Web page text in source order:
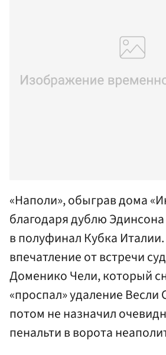
«Наполи», обыграв дома
благодаря дублю
в полуфинал Кубка
впечатление от встречи
Доменико Чели, который
«проспал» удаление Весли
потом не назначил
пенальти в ворота